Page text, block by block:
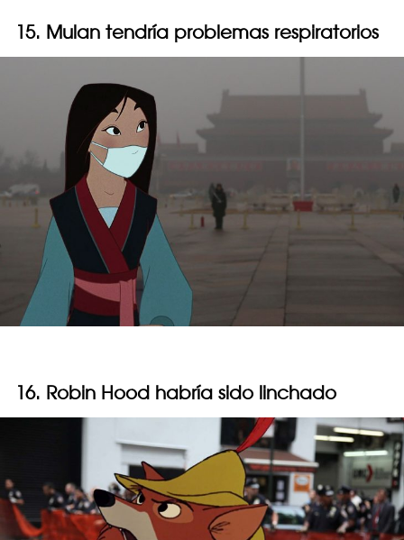
15. Mulan tendría problemas respiratorios
16. Robin Hood habría sido linchado